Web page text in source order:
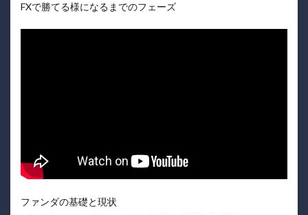
FXで勝てる様になるまでのフェーズ
ファンダの基礎と現状